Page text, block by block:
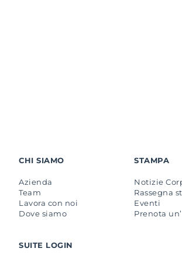
CHI SIAMO
Azienda
Team
Lavora con noi
Dove siamo
SUITE LOGIN
STAMPA
Notizie
Rassegna
Eventi
Prenota